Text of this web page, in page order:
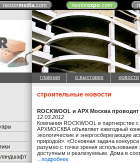
nestormedia.com nestorexpo.com
главная о выставке новости
ландшафт
строительные новости
ROCKWOOL и АРХ Москва проводят
12.03.2012
Компания ROCKWOOL в партнерстве
АРХМОСКВА объявляет ежегодный
экологические и энергосберегающие
природой». «Основная задача
разумно с точки зрения
доступным и реализуемым. Дома в
...подробнее